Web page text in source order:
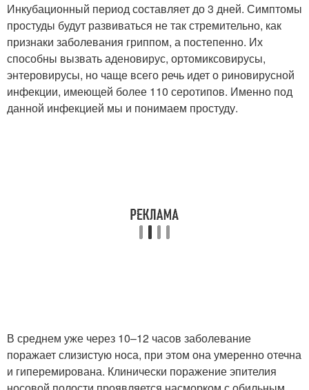
Инкубационный период составляет до 3 дней. Симптомы
простуды будут развиваться не так стремительно, как
признаки заболевания гриппом, а постепенно. Их
способны вызвать аденовирус, ортомиксовирусы,
энтеровирусы, но чаще всего речь идет о риновирусной
инфекции, имеющей более 110 серотипов. Именно под
данной инфекцией мы и понимаем простуду.
В среднем уже через 10–12 часов заболевание
поражает слизистую носа, при этом она умеренно отечна
и гиперемирована. Клинически поражение эпителия